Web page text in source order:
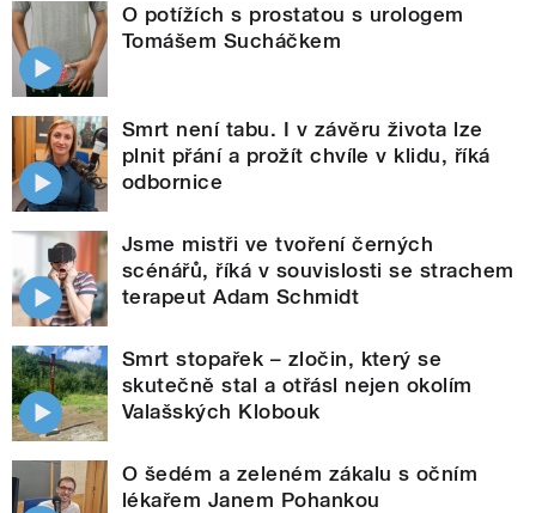
O potížích s prostatou s urologem
Tomášem Sucháčkem
Smrt není tabu. I v závěru života lze
plnit přání a prožít chvíle v klidu, říká
odbornice
Jsme mistři ve tvoření černých
scénářů, říká v souvislosti se strachem
terapeut Adam Schmidt
Smrt stopařek – zločin, který se
skutečně stal a otřásl nejen okolím
Valašských Klobouk
O šedém a zeleném zákalu s očním
lékařem Janem Pohankou